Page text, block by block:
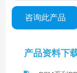
咨询此产品
产品资料下